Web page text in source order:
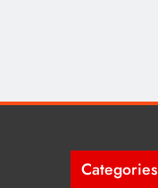
Categories